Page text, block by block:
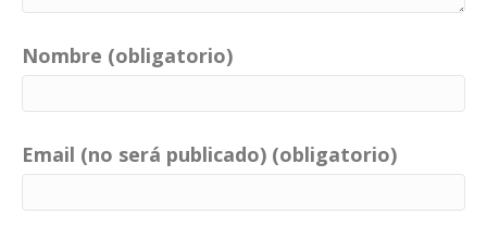
Nombre (obligatorio)
Email (no será publicado) (obligatorio)